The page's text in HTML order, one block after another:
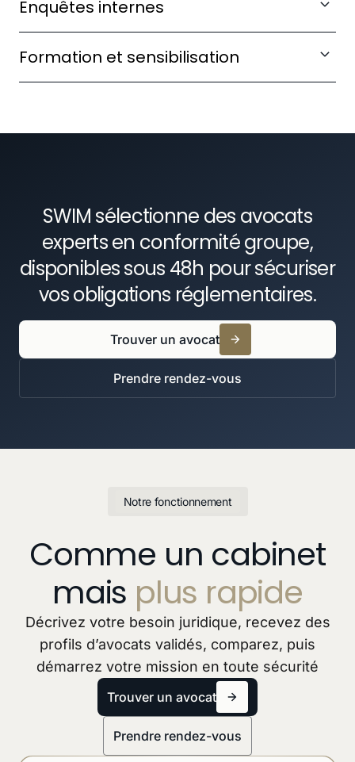
toute violation des régimes de sanctions.
Enquêtes internes
rigoureuses en cas d'alerte ou de suspicion de
manquement.
Formation et sensibilisation
SWIM sélectionne des avocats
experts en conformité groupe,
disponibles sous 48h pour sécuriser
vos obligations réglementaires.
Trouver un avocat
Prendre rendez-vous
Notre fonctionnement
Comme un cabinet
mais plus rapide
Décrivez votre besoin juridique, recevez des
profils d’avocats validés, comparez, puis
démarrez votre mission en toute sécurité
Trouver un avocat
Prendre rendez-vous